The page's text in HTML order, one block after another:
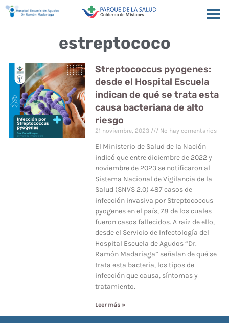
estreptococo
Streptococcus pyogenes:
desde el Hospital Escuela
indican de qué se trata esta
causa bacteriana de alto
riesgo
21 noviembre, 2023 No hay comentarios
El Ministerio de Salud de la Nación
indicó que entre diciembre de 2022 y
noviembre de 2023 se notificaron al
Sistema Nacional de Vigilancia de la
Salud (SNVS 2.0) 487 casos de
infección invasiva por Streptococcus
pyogenes en el país, 78 de los cuales
fueron casos fallecidos. A raíz de ello,
desde el Servicio de Infectología del
Hospital Escuela de Agudos “Dr.
Ramón Madariaga” señalan de qué se
trata esta bacteria, los tipos de
infección que causa, síntomas y
tratamiento.
Leer más »